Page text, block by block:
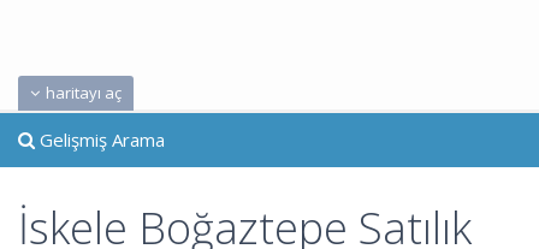
haritayı aç
Gelişmiş Arama
İskele Boğaztepe Satılık